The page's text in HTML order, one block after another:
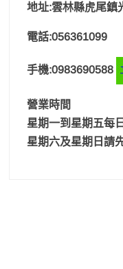
地址:雲林縣虎尾鎮
電話:056361099
手機:0983690588
營業時間
星期一到星期五每
星期六及星期日請